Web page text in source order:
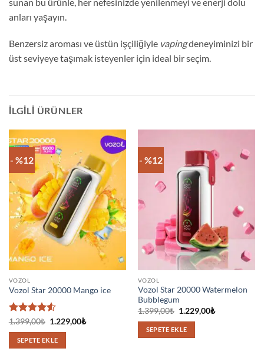
anları yaşayın.
Benzersiz aroması ve üstün işçiliğiyle vapingdeneyiminizi bir
üst seviyeye taşımak isteyenler için ideal bir seçim.
İLGILI ÜRÜNLER
- %12
VOZOL
Vozol Star 20000 Mango ice
5
üzerinden
4.5oy
aldı
1.399,00₺ Orijinal
1.399,00₺.
1.229,00₺Şu
SEPETE EKLE
- %12
VOZOL
Vozol Star 20000 Watermelon
Bubblegum
1.399,00₺ Orijinal
1.399,00₺.
1.229,00₺Şu
SEPETE EKLE